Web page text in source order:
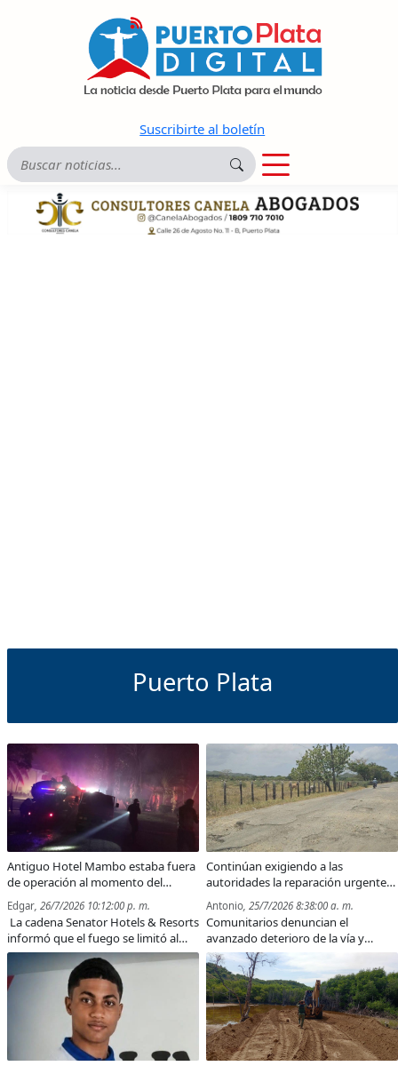
Suscribirte al boletín
Puerto Plata
Puerto Plata
Antiguo Hotel Mambo estaba fuera
de operación al momento del
incendio; hoteles Senator funcionan
con normalidad
Edgar, 26/7/2026 10:12:00 p. m.
La cadena Senator Hotels & Resorts
informó que el fuego se limitó al
área del lobby del antiguo Hotel
Mambo, no dejó personas
lesionadas y no afectó las
operaciones de sus hoteles en
Puerto Plata.
Continúan exigiendo a las
autoridades la reparación urgente
de la carretera El Estrecho–Villa
Isabela
Antonio, 25/7/2026 8:38:00 a. m.
Comunitarios denuncian el
avanzado deterioro de la vía y
advierten que las malas condiciones
afectan el tránsito, el turismo, el
comercio y la producción
agropecuaria en la parte oeste de
Puerto Plata.